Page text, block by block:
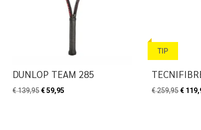
DUNLOP TEAM 285
€139,95Oorspronkelijke
€59,95
TIP
€259,95€